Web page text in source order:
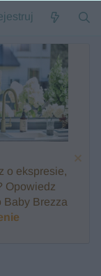
o ekspresie,
Opowiedz
Baby Brezza